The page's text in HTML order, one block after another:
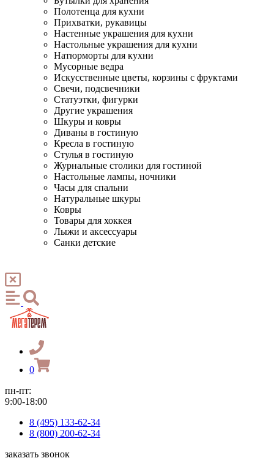
Полотенца для кухни
Прихватки, рукавицы
Настенные украшения для кухни
Настольные украшения для кухни
Натюрморты для кухни
Мусорные ведра
Искусственные цветы, корзины с фруктами
Свечи, подсвечники
Статуэтки, фигурки
Другие украшения
Шкуры и ковры
Диваны в гостиную
Кресла в гостиную
Стулья в гостиную
Журнальные столики для гостиной
Настольные лампы, ночники
Часы для спальни
Натуральные шкуры
Ковры
Товары для хоккея
Лыжи и аксессуары
Санки детские
0
пн-пт:
9:00-18:00
8 (495) 133-62-34
8 (800) 200-62-34
заказать звонок